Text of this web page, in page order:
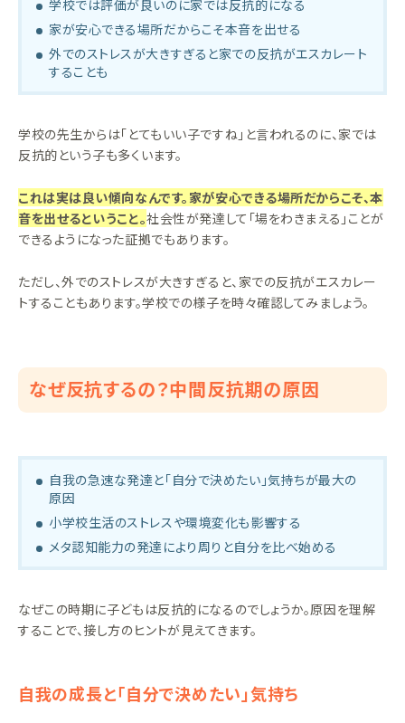
学校では評価が良いのに家では反抗的になる
家が安心できる場所だからこそ本音を出せる
外でのストレスが大きすぎると家での反抗がエスカレート
することも
学校の先生からは「とてもいい子ですね」と言われるのに、家では
反抗的という子も多くいます。
これは実は良い傾向なんです。家が安心できる場所だからこそ、本
音を出せるということ。社会性が発達して「場をわきまえる」ことが
できるようになった証拠でもあります。
ただし、外でのストレスが大きすぎると、家での反抗がエスカレー
トすることもあります。学校での様子を時々確認してみましょう。
なぜ反抗するの？中間反抗期の原因
自我の急速な発達と「自分で決めたい」気持ちが最大の
原因
小学校生活のストレスや環境変化も影響する
メタ認知能力の発達により周りと自分を比べ始める
なぜこの時期に子どもは反抗的になるのでしょうか。原因を理解
することで、接し方のヒントが見えてきます。
自我の成長と「自分で決めたい」気持ち